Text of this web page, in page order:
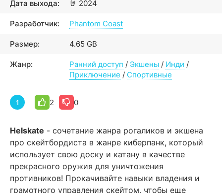
🤘
Дата выхода: 2024
Разработчик: Phantom Coast
Размер: 4.65 GB
Жанр: Ранний доступ / Экшены / Инди /
Приключение / Спортивные
1 2 0
Helskate - сочетание жанра рогаликов и экшена
про скейтбордиста в жанре киберпанк, который
использует свою доску и катану в качестве
прекрасного оружия для уничтожения
противников! Прокачивайте навыки владения и
грамотного управления скейтом, чтобы еще